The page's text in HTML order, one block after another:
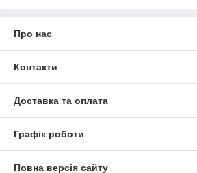
Про нас
Контакти
Доставка та оплата
Графік роботи
Повна версія сайту